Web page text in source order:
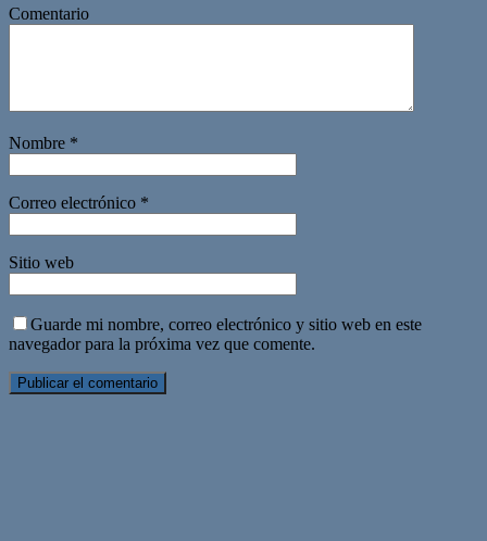
Comentario
Nombre *
Correo electrónico *
Sitio web
Guarde mi nombre, correo electrónico y sitio web en este
navegador para la próxima vez que comente.